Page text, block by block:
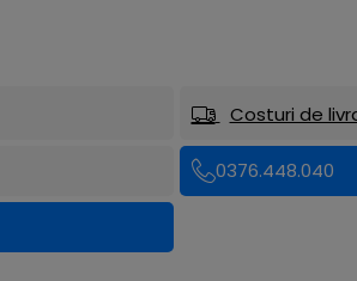
Costuri de
0376.448.040